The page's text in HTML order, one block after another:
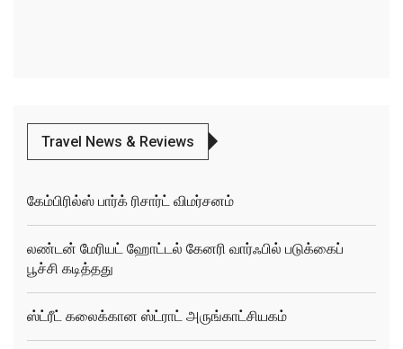
Travel News & Reviews
கேம்பிரில்ஸ் பார்க் ரிசார்ட் விமர்சனம்
லண்டன் மேரியட் ஹோட்டல் கேனரி வார்ஃபில் படுக்கைப்
பூச்சி கடித்தது
ஸ்ட்ரீட் கலைக்கான ஸ்ட்ராட் அருங்காட்சியகம்